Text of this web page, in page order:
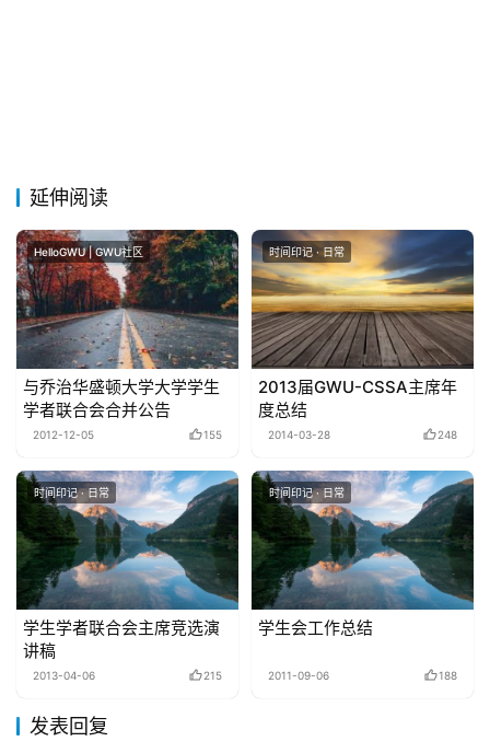
延伸阅读
HelloGWU | GWU社区
与乔治华盛顿大学大学学生
学者联合会合并公告
2012-12-05 155
时间印记 · 日常
2013届GWU-CSSA主席年
度总结
2014-03-28 248
时间印记 · 日常
学生学者联合会主席竞选演
讲稿
2013-04-06 215
时间印记 · 日常
学生会工作总结
2011-09-06 188
发表回复